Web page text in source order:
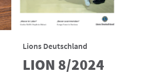
Lions Deutschland
LION 8/2024